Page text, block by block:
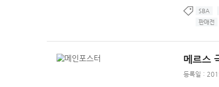
SBA
판매전
메르스
등록일 :